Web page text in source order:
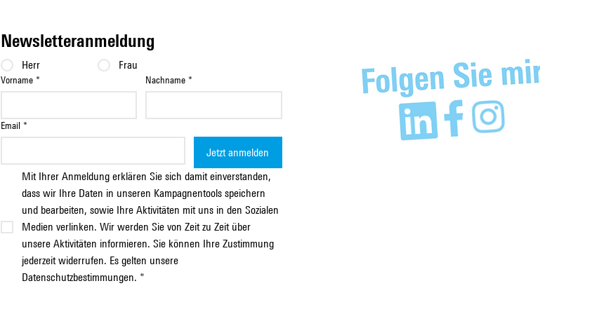
Newsletteranmeldung
Herr Frau
Vorname * Nachname *
Email *
Jetzt anmelden
Mit Ihrer Anmeldung erklären Sie sich damit einverstanden,
dass wir Ihre Daten in unseren Kampagnentools speichern
und bearbeiten, sowie Ihre Aktivitäten mit uns in den Sozialen
Medien verlinken. Wir werden Sie von Zeit zu Zeit über
unsere Aktivitäten informieren. Sie können Ihre Zustimmung
jederzeit widerrufen. Es gelten unsere
Datenschutzbestimmungen. *